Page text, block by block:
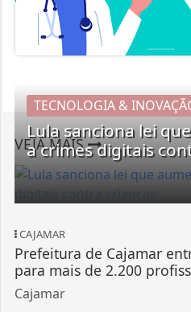
VEJA MAIS
TECNOLOGIA &
Lula sanciona lei
a crimes digitais
CAJAMAR
Prefeitura de Cajamar
para mais de 2.200
Cajamar